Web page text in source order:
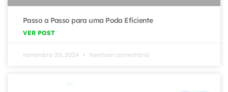
Passo a Passo para uma Poda Eficiente
VER POST
novembro 20, 2024 Nenhum comentário